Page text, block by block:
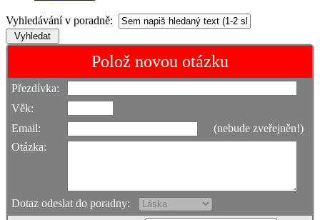
Vyhledávání v poradně:
Polož novou otázku
Přezdívka:
Věk:
Email:
(nebude zveřejněn!)
Otázka:
Dotaz odeslat do poradny: